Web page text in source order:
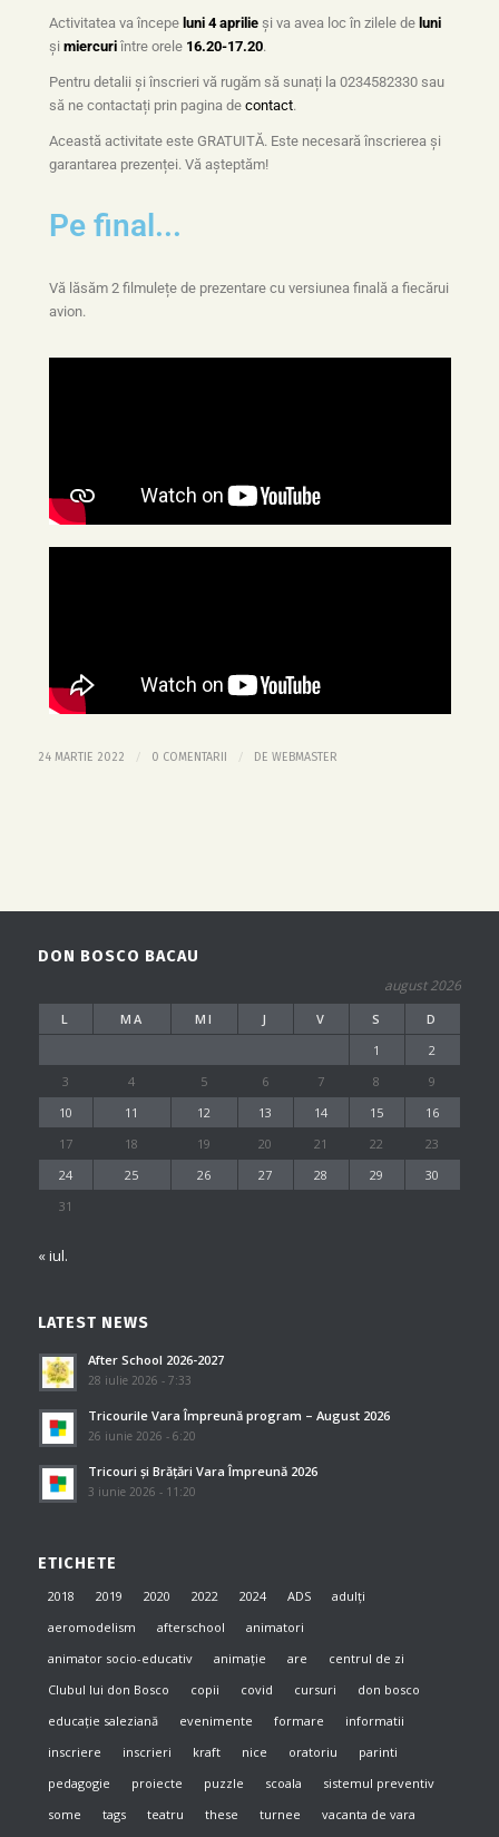
Activitatea va începe luni 4 aprilieși va avea loc în zilele de luni
și miercuriîntre orele 16.20-17.20.
Pentru detalii și înscrieri vă rugăm să sunați la 0234582330 sau
să ne contactați prin pagina de contact.
Această activitate este GRATUITĂ. Este necesară înscrierea și
garantarea prezenței. Vă așteptăm!
Pe final...
Vă lăsăm 2 filmulețe de prezentare cu versiunea finală a fiecărui
avion.
24 MARTIE 2022 / 0 COMENTARII / DE WEBMASTER
DON BOSCO BACAU
august 2026
L MA MI J V S
D
1
2
3
4 5 6 7 8
9
10
11 12 13 14 15
16
17
18 19 20 21 22
23
24
25 26 27 28 29
30
31
« iul.
LATEST NEWS
After School 2026-2027
28 iulie 2026 - 7:33
Tricourile Vara Împreună program – August 2026
26 iunie 2026 - 6:20
Tricouri și Brățări Vara Împreună 2026
3 iunie 2026 - 11:20
ETICHETE
2018 2019 2020 2022 2024 ADS
adulți
aeromodelism
afterschool
animatori
animator socio-educativ
animație are
centrul de zi
Clubul lui don Bosco
copii covid cursuri
don bosco
educație saleziană
evenimente formare
informatii
inscriere
inscrieri kraft nice oratoriu
parinti
pedagogie
proiecte puzzle scoala
sistemul preventiv
some
tags teatru these turnee
vacanta de vara